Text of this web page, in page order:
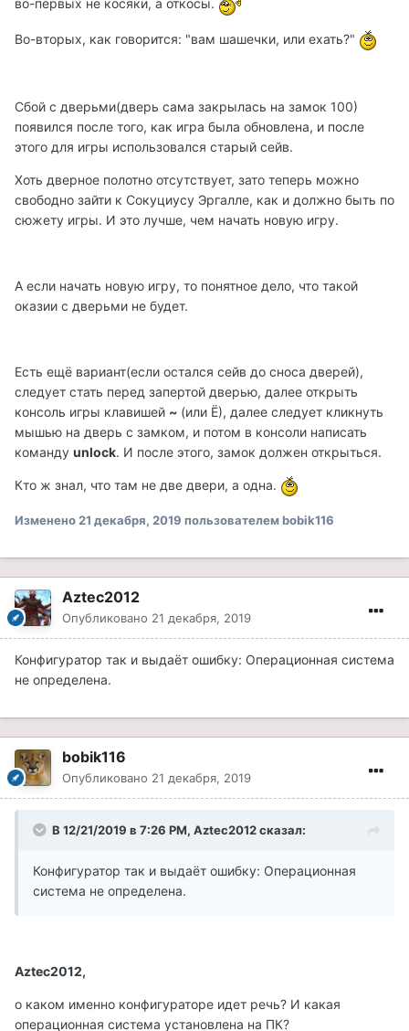
во-первых не косяки, а откосы.
Во-вторых, как говорится: "вам шашечки, или ехать?"
Сбой с дверьми(дверь сама закрылась на замок 100)
появился после того, как игра была обновлена, и после
этого для игры использовался старый сейв.
Хоть дверное полотно отсутствует, зато теперь можно
свободно зайти к Сокуциусу Эргалле, как и должно быть по
сюжету игры. И это лучше, чем начать новую игру.
А если начать новую игру, то понятное дело, что такой
оказии с дверьми не будет.
Есть ещё вариант(если остался сейв до сноса дверей),
следует стать перед запертой дверью, далее открыть
консоль игры клавишей ~ (или Ё), далее следует кликнуть
мышью на дверь с замком, и потом в консоли написать
команду unlock. И после этого, замок должен открыться.
Кто ж знал, что там не две двери, а одна.
Изменено 21 декабря, 2019 пользователем bobik116
Aztec2012
Опубликовано 21 декабря, 2019
Конфигуратор так и выдаёт ошибку: Операционная система
не определена.
bobik116
Опубликовано 21 декабря, 2019
В 12/21/2019 в 7:26 PM, Aztec2012 сказал:
Конфигуратор так и выдаёт ошибку: Операционная
система не определена.
Aztec2012,
о каком именно конфигураторе идет речь? И какая
операционная система установлена на ПК?